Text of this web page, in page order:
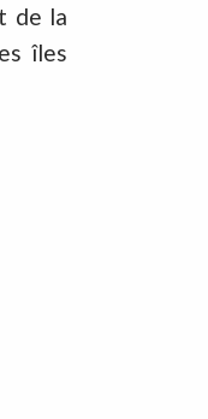
de la
îles